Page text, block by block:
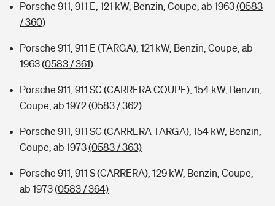
Porsche 911, 911 E, 121 kW, Benzin, Coupe, ab 1963(0583
/ 360)
Porsche 911, 911 E (TARGA), 121 kW, Benzin, Coupe, ab
1963(0583 / 361)
Porsche 911, 911 SC (CARRERA COUPE), 154 kW, Benzin,
Coupe, ab 1972(0583 / 362)
Porsche 911, 911 SC (CARRERA TARGA), 154 kW, Benzin,
Coupe, ab 1973(0583 / 363)
Porsche 911, 911 S (CARRERA), 129 kW, Benzin, Coupe,
ab 1973(0583 / 364)